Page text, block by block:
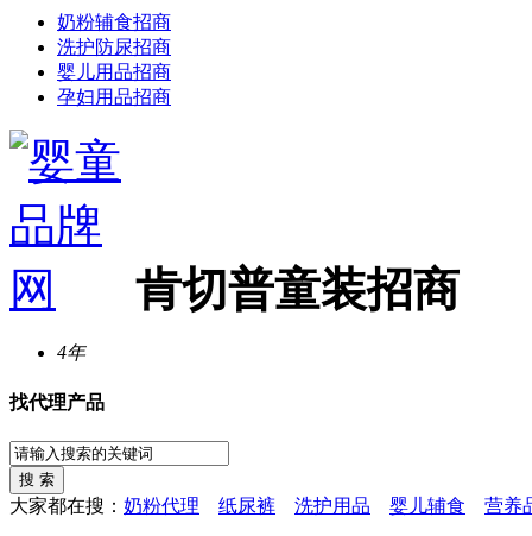
奶粉辅食招商
洗护防尿招商
婴儿用品招商
孕妇用品招商
肯切普童装招商
4年
找代理产品
大家都在搜： 奶粉代理 纸尿裤 洗护用品 婴儿辅食 营养